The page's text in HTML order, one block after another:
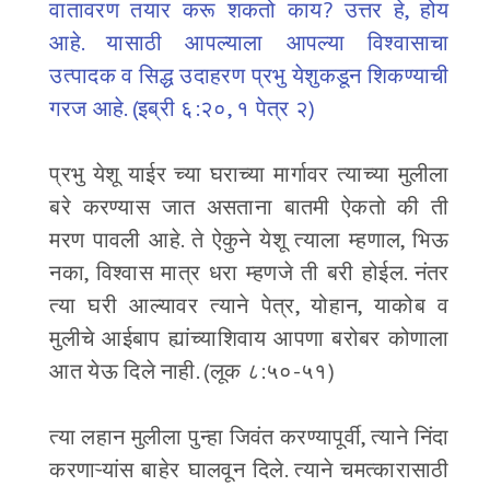
वातावरण तयार करू शकतो काय? उत्तर हे, होय
आहे. यासाठी आपल्याला आपल्या विश्वासाचा
उत्पादक व सिद्ध उदाहरण प्रभु येशुकडून शिकण्याची
गरज आहे. (इब्री ६:२०, १ पेत्र २)
प्रभु येशू याईर च्या घराच्या मार्गावर त्याच्या मुलीला
बरे करण्यास जात असताना बातमी ऐकतो की ती
मरण पावली आहे. ते ऐकुने येशू त्याला म्हणाल, भिऊ
नका, विश्वास मात्र धरा म्हणजे ती बरी होईल. नंतर
त्या घरी आल्यावर त्याने पेत्र, योहान, याकोब व
मुलीचे आईबाप ह्यांच्याशिवाय आपणा बरोबर कोणाला
आत येऊ दिले नाही. (लूक ८:५०-५१)
त्या लहान मुलीला पुन्हा जिवंत करण्यापूर्वी, त्याने निंदा
करणाऱ्यांस बाहेर घालवून दिले. त्याने चमत्कारासाठी